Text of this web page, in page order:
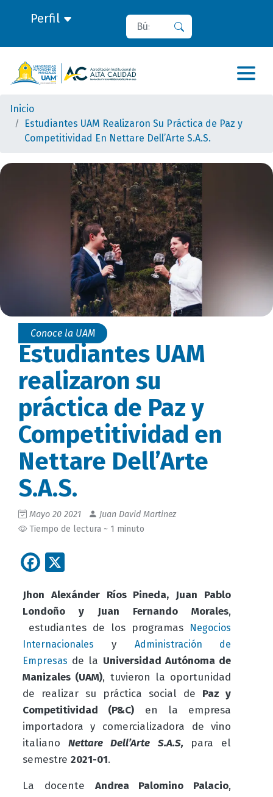
Perfil Buscar
Inicio
Estudiantes UAM Realizaron Su Práctica de Paz y
Competitividad En Nettare Dell’Arte S.A.S.
Conoce la UAM
Estudiantes UAM
realizaron su
práctica de Paz y
Competitividad en
Nettare Dell’Arte
S.A.S.
Mayo 20 2021
Juan David Martinez
Tiempo de lectura ~ 1 minuto
Facebook
Jhon Alexánder Ríos Pineda, Juan Pablo
Londoño y Juan Fernando Morales,
estudiantesde los programas
Negocios
Internacionales y Administración de
Empresas de la Universidad Autónoma de
Manizales (UAM), tuvieron la oportunidad
de realizar su práctica social de Paz y
Competitividad (P&C) en la empresa
importadora y comercializadora de vino
italianoNettare Dell’Arte S.A.S,
para el
semestre 2021-01.
La docente Andrea Palomino Palacio,